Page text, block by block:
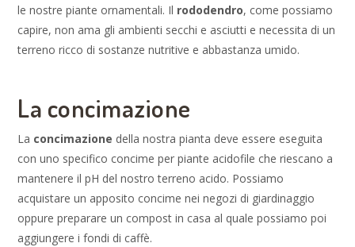
le nostre piante ornamentali. Il rododendro, come possiamo
capire, non ama gli ambienti secchi e asciutti e necessita di un
terreno ricco di sostanze nutritive e abbastanza umido.
La concimazione
La concimazione della nostra pianta deve essere eseguita
con uno specifico concime per piante acidofile che riescano a
mantenere il pH del nostro terreno acido. Possiamo
acquistare un apposito concime nei negozi di giardinaggio
oppure preparare un compost in casa al quale possiamo poi
aggiungere i fondi di caffè.